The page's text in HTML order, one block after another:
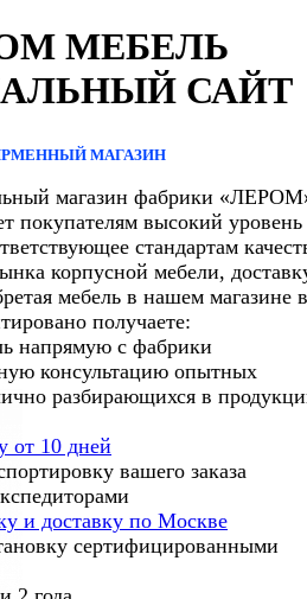
МЕБЕЛЬ
САЙТ
МАГАЗИН
магазин фабрики
покупателям высокий уровень
стандартам
корпусной мебели,
мебель в нашем магазине
получаете:
напрямую с фабрики
консультацию опытных
разбирающихся в
от 10 дней
вашего заказа
и доставку по Москве
сертифицированными